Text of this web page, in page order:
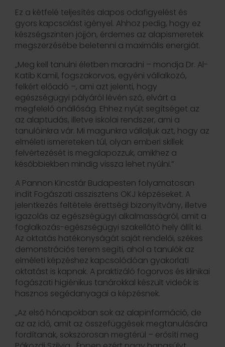
Ez a kétfelé teljesítés alapos odafigyelést és
gyors kapcsolást igényel. Ahhoz pedig, hogy ez
készségszinten jöjjön, érdemes az alapismeretek
megszerzésébe beletenni a maximális energiát.
„Meg kell tanulni életben maradni – mondja Dr. Al-
Katib Kamil, fogszakorvos, egyéni vállalkozó,
felkért előadó –, ami azt jelenti, hogy
egészségügyi pályáról lévén szó, elvárt a
megfelelő önállóság. Ehhez nyújt segítséget az
az alaptudás, illetve iskolai rendszer, ami a
tanulóinkra vár. Mi magunkra vállaljuk azt, hogy az
elméleti ismereteken túl, olyan emberi skillek
felvértezését is megalapozzuk, amikhez a
későbbiekben mindig vissza lehet nyúlni.”
A Pannon Kincstár Budapesten folyamatosan
indít Fogászati asszisztens OKJ képzéseket. A
jelentkezés feltétele érettségi bizonyítvány, illetve
igazolás az egészségügyi alkalmasságról, amit a
foglalkozás-egészségügyi szakellátó hely állít ki.
Az oktatás hatékonyságát saját rendelői, székes
demonstrációs terem segíti, ahol a tanulók az
elméleti képzéshez kapcsolódóan gyakorlati
oktatást is kapnak. A praktizáló fogorvos és klinikai
fogászati higiénikus tanárokkal készült videók is
hasznos segédanyagai a képzésnek.
„Az első hónapokban sok az alapinformáció, de
az az idő, amit az összefüggések megtanulására
fordítanak, sokszorosan megtérül – erősíti meg